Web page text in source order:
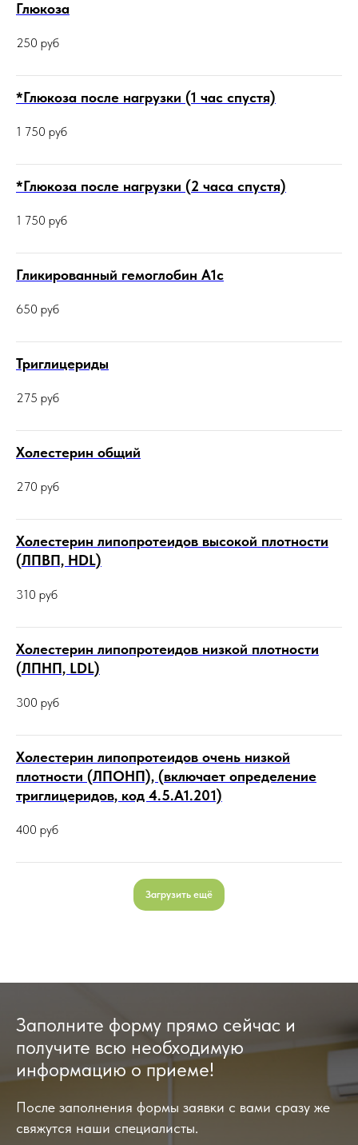
Глюкоза
250 руб
*Глюкоза после нагрузки (1 час спустя)
1 750 руб
*Глюкоза после нагрузки (2 часа спустя)
1 750 руб
Гликированный гемоглобин А1с
650 руб
Триглицериды
275 руб
Холестерин общий
270 руб
Холестерин липопротеидов высокой плотности
(ЛПВП, HDL)
310 руб
Холестерин липопротеидов низкой плотности
(ЛПНП, LDL)
300 руб
Холестерин липопротеидов очень низкой
плотности (ЛПОНП), (включает определение
триглицеридов, код 4.5.A1.201)
400 руб
Загрузить ещё
Заполните форму прямо сейчас и
получите всю необходимую
информацию о приеме!
После заполнения формы заявки с вами сразу же
свяжутся наши специалисты.